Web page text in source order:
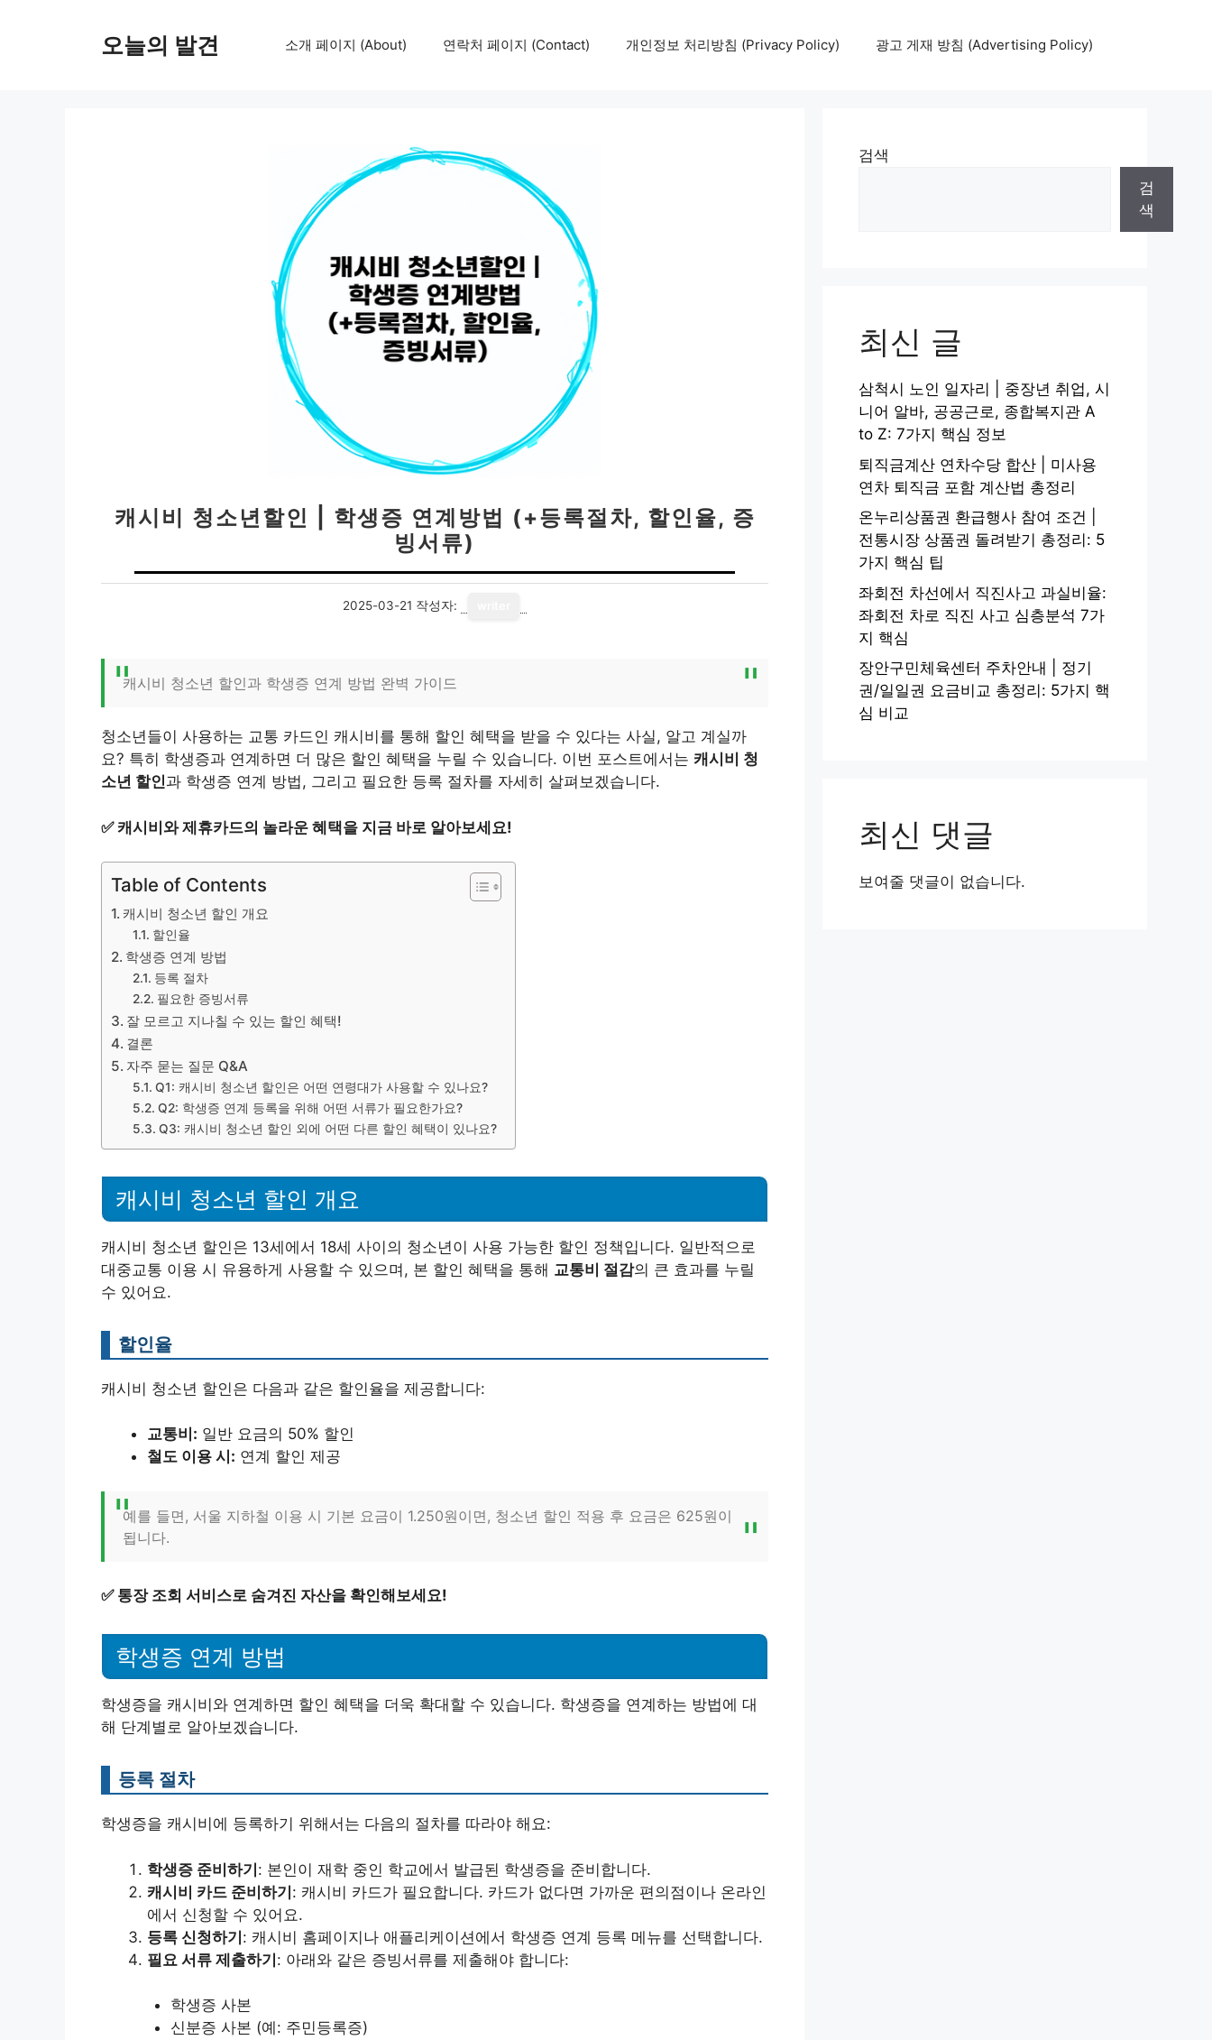
오늘의 발견 소개 페이지 (About) 연락처 페이지 (Contact) 개인정보 처리방침 (Privacy Policy) 광고 게재 방침 (Advertising Policy)
캐시비 청소년할인 | 학생증 연계방법 (+등록절차, 할인율, 증
빙서류)
2025-03-21 작성자:
캐시비 청소년 할인과 학생증 연계 방법 완벽 가이드
청소년들이 사용하는 교통 카드인 캐시비를 통해 할인 혜택을 받을 수 있다는 사실, 알고 계실까
요? 특히 학생증과 연계하면 더 많은 할인 혜택을 누릴 수 있습니다. 이번 포스트에서는 캐시비 청
소년 할인과 학생증 연계 방법, 그리고 필요한 등록 절차를 자세히 살펴보겠습니다.
✅캐시비와 제휴카드의 놀라운 혜택을 지금 바로 알아보세요!
Table of Contents
캐시비 청소년 할인 개요
할인율
학생증 연계 방법
등록 절차
필요한 증빙서류
잘 모르고 지나칠 수 있는 할인 혜택!
결론
자주 묻는 질문 Q&A
Q1: 캐시비 청소년 할인은 어떤 연령대가 사용할 수 있나요?
Q2: 학생증 연계 등록을 위해 어떤 서류가 필요한가요?
Q3: 캐시비 청소년 할인 외에 어떤 다른 할인 혜택이 있나요?
캐시비 청소년 할인 개요
캐시비 청소년 할인은 13세에서 18세 사이의 청소년이 사용 가능한 할인 정책입니다. 일반적으로
대중교통 이용 시 유용하게 사용할 수 있으며, 본 할인 혜택을 통해 교통비 절감의 큰 효과를 누릴
수 있어요.
할인율
캐시비 청소년 할인은 다음과 같은 할인율을 제공합니다:
교통비: 일반 요금의 50% 할인
철도 이용 시: 연계 할인 제공
예를 들면, 서울 지하철 이용 시 기본 요금이 1.250원이면, 청소년 할인 적용 후 요금은 625원이
됩니다.
✅ 통장 조회 서비스로 숨겨진 자산을 확인해보세요!
학생증 연계 방법
학생증을 캐시비와 연계하면 할인 혜택을 더욱 확대할 수 있습니다. 학생증을 연계하는 방법에 대
해 단계별로 알아보겠습니다.
등록 절차
학생증을 캐시비에 등록하기 위해서는 다음의 절차를 따라야 해요:
학생증 준비하기: 본인이 재학 중인 학교에서 발급된 학생증을 준비합니다.
캐시비 카드 준비하기: 캐시비 카드가 필요합니다. 카드가 없다면 가까운 편의점이나 온라인
에서 신청할 수 있어요.
등록 신청하기: 캐시비 홈페이지나 애플리케이션에서 학생증 연계 등록 메뉴를 선택합니다.
필요 서류 제출하기: 아래와 같은 증빙서류를 제출해야 합니다:
학생증 사본
신분증 사본 (예: 주민등록증)
검색
검
색
최신 글
삼척시 노인 일자리 | 중장년 취업, 시
니어 알바, 공공근로, 종합복지관 A
to Z: 7가지 핵심 정보
퇴직금계산 연차수당 합산 | 미사용
연차 퇴직금 포함 계산법 총정리
온누리상품권 환급행사 참여 조건 |
전통시장 상품권 돌려받기 총정리: 5
가지 핵심 팁
좌회전 차선에서 직진사고 과실비율:
좌회전 차로 직진 사고 심층분석 7가
지 핵심
장안구민체육센터 주차안내 | 정기
권/일일권 요금비교 총정리: 5가지 핵
심 비교
최신 댓글
보여줄 댓글이 없습니다.